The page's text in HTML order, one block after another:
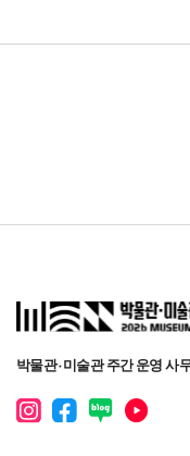
박물관·미술관 주간 운영 사